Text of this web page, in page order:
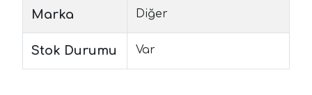
Marka Diğer
Stok Durumu Var